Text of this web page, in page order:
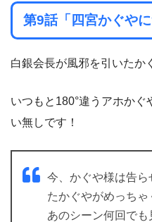
第9話「四宮かぐや
白銀会長が風邪を引いたか
いつもと180°違うアホか
い無しです！
今、かぐや様は告
たかぐやがめっちゃ
あのシーン何回でも